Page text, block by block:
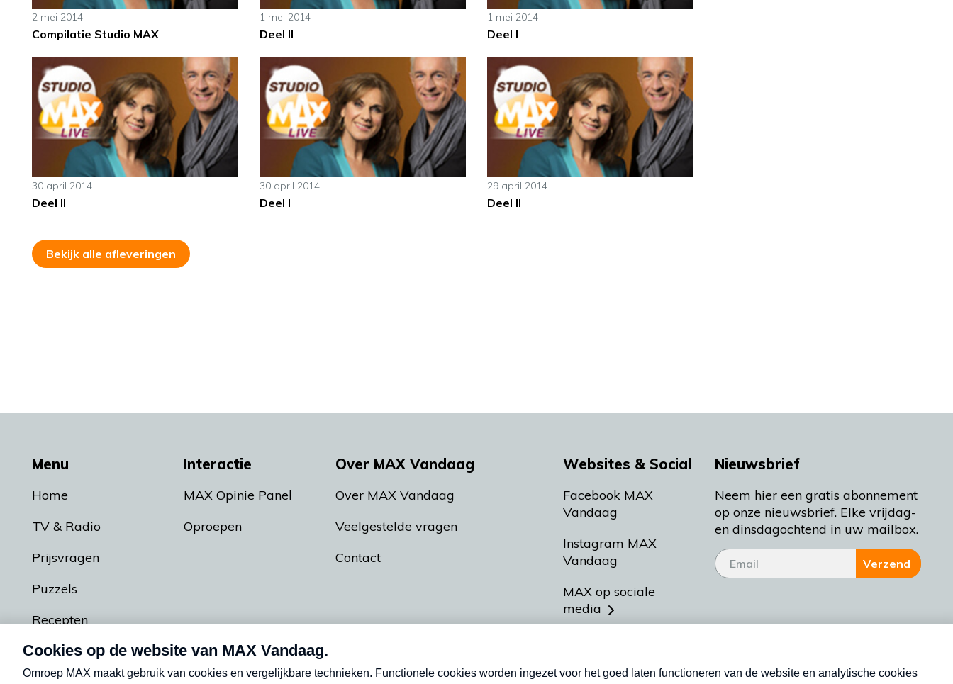
2 mei 2014
Compilatie Studio MAX
1 mei 2014
Deel II
1 mei 2014
Deel I
30 april 2014
Deel II
30 april 2014
Deel I
29 april 2014
Deel II
Bekijk alle afleveringen
Menu
Home
TV & Radio
Prijsvragen
Puzzels
Recepten
Podcasts
Interactie
MAX Opinie Panel
Oproepen
Over MAX Vandaag
Over MAX Vandaag
Veelgestelde vragen
Contact
Websites & Social
Facebook MAX
Vandaag
Instagram MAX
Vandaag
MAX op sociale
media
Meldpunt Actueel
Nieuwsbrief
Neem hier een gratis abonnement
op onze nieuwsbrief. Elke vrijdag-
en dinsdagochtend in uw mailbox.
Verzend